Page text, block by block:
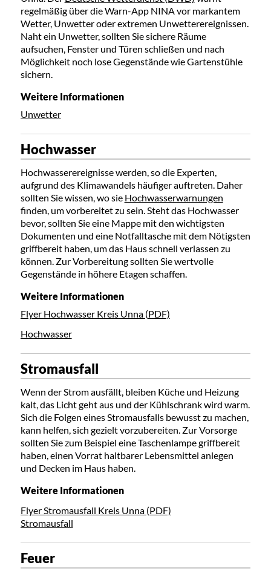
regelmäßig über die Warn-App NINA vor markantem
Wetter, Unwetter oder extremen Unwetterereignissen.
Naht ein Unwetter, sollten Sie sichere Räume
aufsuchen, Fenster und Türen schließen und nach
Möglichkeit noch lose Gegenstände wie Gartenstühle
sichern.
Weitere Informationen
Unwetter
Hochwasser
Hochwasserereignisse werden, so die Experten,
aufgrund des Klimawandels häufiger auftreten. Daher
sollten Sie wissen, wo sie Hochwasserwarnungen
finden, um vorbereitet zu sein. Steht das Hochwasser
bevor, sollten Sie eine Mappe mit den wichtigsten
Dokumenten und eine Notfalltasche mit dem Nötigsten
griffbereit haben, um das Haus schnell verlassen zu
können. Zur Vorbereitung sollten Sie wertvolle
Gegenstände in höhere Etagen schaffen.
Weitere Informationen
Flyer Hochwasser Kreis Unna (PDF)
Hochwasser
Stromausfall
Wenn der Strom ausfällt, bleiben Küche und Heizung
kalt, das Licht geht aus und der Kühlschrank wird warm.
Sich die Folgen eines Stromausfalls bewusst zu machen,
kann helfen, sich gezielt vorzubereiten. Zur Vorsorge
sollten Sie zum Beispiel eine Taschenlampe griffbereit
haben, einen Vorrat haltbarer Lebensmittel anlegen
und Decken im Haus haben.
Weitere Informationen
Flyer Stromausfall Kreis Unna (PDF)
Stromausfall
Feuer